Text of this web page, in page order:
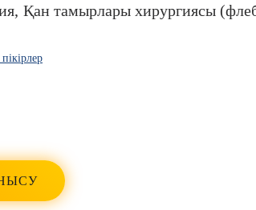
Қан тамырлары хирургиясы